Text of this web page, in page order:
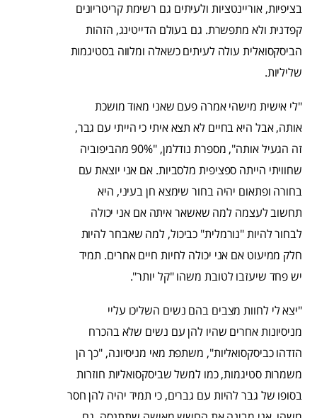
בציפיות, אוריינטציות ולעיתים גם רשימת קריטריונים
קפדנית ולא מתפשרת. גם בעולם הדייטינג, הזהות
הביסקסואלית עולה לעיתים כשאלה ומלווה בסטיגמות
שליליות.
"לי אישית מישהי אמרה פעם שאני מאוד מושכת
אותה, אבל היא בחיים לא תצא איתי כי הייתי עם גבר,
זה הגעיל אותה", מספרת נודלמן, "90% מהביפוביה
שחוויתי הייתה ספציפית מלסביות. אם אני יוצאת עם
בחורה ופתאום יהיה בחור שימצא חן בעיני, היא
תחשוב לעצמה למה שאשאר איתה אם אני יכולה
לבחור להיות "נורמלית" כביכול, למה שאבחר להיות
חלק ממיעוט אם אני יכולה לחיות חיים אחרים. תמיד
יש פחד שיעזבו לטובת משהו "קל יותר".
"יצא לי לחוות מצבים בהם נשים השליכו עליי
מניסיונות אחרים שהיו להן עם נשים שלא בהכרח
הזדהו כביסקסואליות", משתפת מאי מניסיונה, "כך הן
משמרות סטיגמות, כמו למשל שביסקסואליות חוזרות
בסופו של גבר להיות עם גברים, כי תמיד יהיה להן חסר